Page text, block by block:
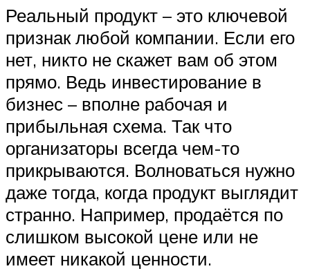
Реальный продукт – это ключевой
признак любой компании. Если его
нет, никто не скажет вам об этом
прямо. Ведь инвестирование в
бизнес – вполне рабочая и
прибыльная схема. Так что
организаторы всегда чем-то
прикрываются. Волноваться нужно
даже тогда, когда продукт выглядит
странно. Например, продаётся по
слишком высокой цене или не
имеет никакой ценности.